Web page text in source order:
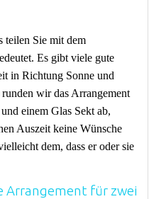
teilen Sie mit dem
Es gibt viele gute
in Richtung Sonne und
wir das Arrangement
einem Glas Sekt ab,
Auszeit keine Wünsche
dem, dass er oder sie
Arrangement für zwei